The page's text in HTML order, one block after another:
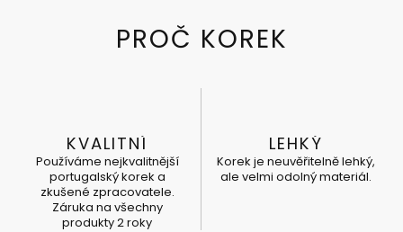
KVALITNÍ
Používáme nejkvalitnější
portugalský korek a
zkušené zpracovatele.
Záruka na všechny
produkty 2 roky
LEHKÝ
Korek je neuvěřitelně lehký,
ale velmi odolný materiál.